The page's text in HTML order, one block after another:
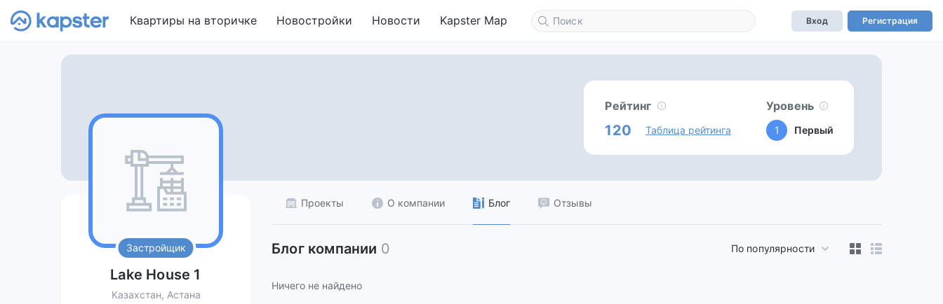
Квартиры на вторичке Новостройки Новости Kapster Map Вход Регистрация
Рейтинг
120 Таблица рейтинга
Уровень
1 Первый
Застройщик
Lake House 1
Казахстан, Астана
Проекты О компании Блог Отзывы
Блог компании 0 По популярности
Ничего не найдено